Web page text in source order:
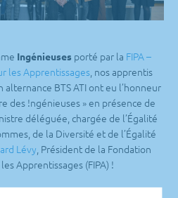
Ingénieuses porté par la FIPA –
les Apprentissages, nos apprentis
BTS ATI ont eu l’honneur
des !ngénieuses » en présence de
déléguée, chargée de l’Égalité
de la Diversité et de l’Égalité
Lévy, Président de la Fondation
Apprentissages (FIPA) !